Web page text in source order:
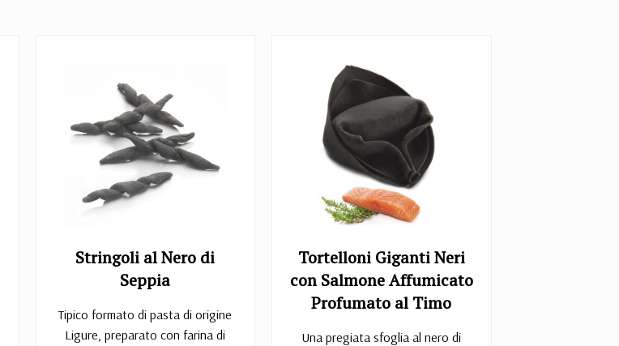
Stringoli al Nero di
Seppia
Tipico formato di pasta di origine
Ligure, preparato con farina di
Tortelloni Giganti Neri
con Salmone Affumicato
Profumato al Timo
Una pregiata sfoglia al nero di